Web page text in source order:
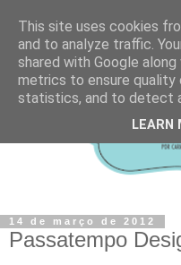
14 de março de 2012
Passatempo
This site uses cookies
and to analyze traffic.
shared with Google
metrics to ensure quality
statistics, and to detect
LEARN